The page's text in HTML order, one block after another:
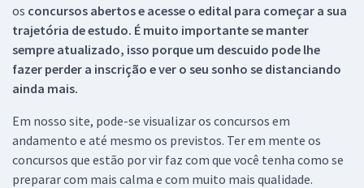
os concursos abertos e acesse o edital para começar a sua
trajetória de estudo. É muito importante se manter
sempre atualizado, isso porque um descuido pode lhe
fazer perder a inscrição e ver o seu sonho se distanciando
ainda mais.
Em nosso site, pode-se visualizar os concursos em
andamento e até mesmo os previstos. Ter em mente os
concursos que estão por vir faz com que você tenha como se
preparar com mais calma e com muito mais qualidade.